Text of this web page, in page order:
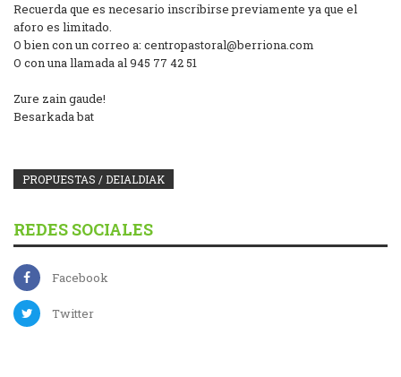
Recuerda que es necesario inscribirse previamente ya que el
aforo es limitado.
O bien con un correo a: centropastoral@berriona.com
O con una llamada al 945 77 42 51
Zure zain gaude!
Besarkada bat
PROPUESTAS / DEIALDIAK
REDES SOCIALES
Facebook
Twitter